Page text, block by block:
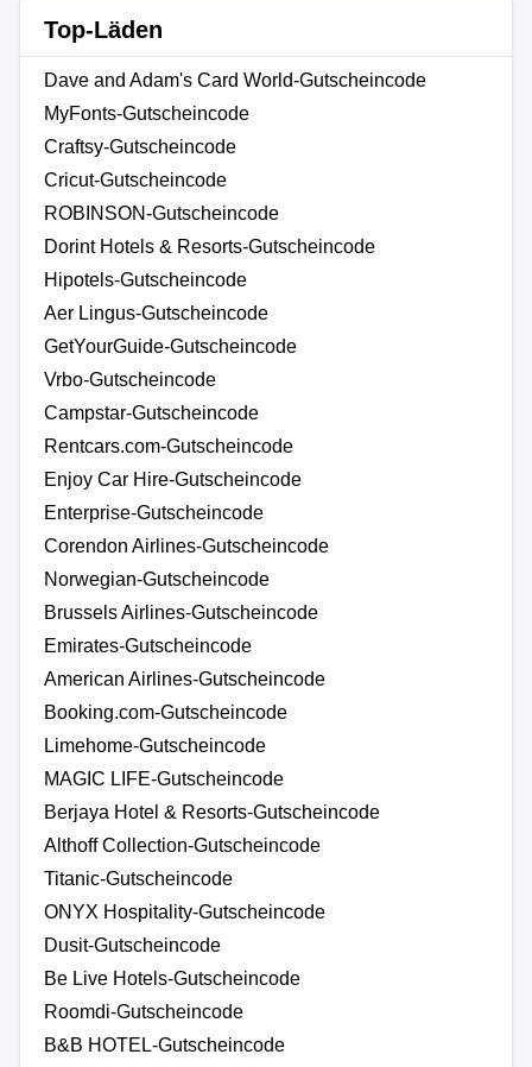
Top-Läden
Dave and Adam's Card World-Gutscheincode
MyFonts-Gutscheincode
Craftsy-Gutscheincode
Cricut-Gutscheincode
ROBINSON-Gutscheincode
Dorint Hotels & Resorts-Gutscheincode
Hipotels-Gutscheincode
Aer Lingus-Gutscheincode
GetYourGuide-Gutscheincode
Vrbo-Gutscheincode
Campstar-Gutscheincode
Rentcars.com-Gutscheincode
Enjoy Car Hire-Gutscheincode
Enterprise-Gutscheincode
Corendon Airlines-Gutscheincode
Norwegian-Gutscheincode
Brussels Airlines-Gutscheincode
Emirates-Gutscheincode
American Airlines-Gutscheincode
Booking.com-Gutscheincode
Limehome-Gutscheincode
MAGIC LIFE-Gutscheincode
Berjaya Hotel & Resorts-Gutscheincode
Althoff Collection-Gutscheincode
Titanic-Gutscheincode
ONYX Hospitality-Gutscheincode
Dusit-Gutscheincode
Be Live Hotels-Gutscheincode
Roomdi-Gutscheincode
B&B HOTEL-Gutscheincode